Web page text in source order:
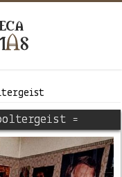
poltergeist =